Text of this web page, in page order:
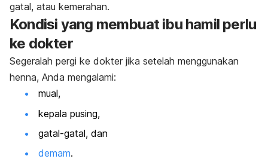
gatal, atau kemerahan.
Kondisi yang membuat ibu hamil perlu
ke dokter
Segeralah pergi ke dokter jika setelah menggunakan
henna, Anda mengalami:
mual,
kepala pusing,
gatal-gatal, dan
demam.